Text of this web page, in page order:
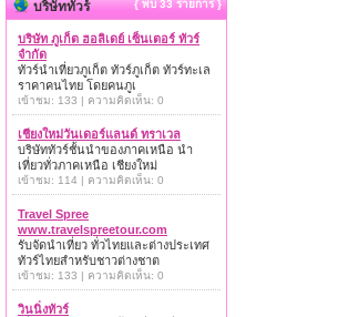
บริษัททัวร์ { พบ 33 รายการ }
บริษัท ภูเก็ต ฮอลิเดย์ เซ็นเตอร์ ทัวร์
จำกัด
ทัวร์นำเที่ยวภูเก็ต ทัวร์ภูเก็ต ทัวร์ทะเล
ราคาคนไทย โดยคนภูเ
เข้าชม: 133 | ความคิดเห็น: 0
เชียงใหม่วันเดอร์แลนด์ ทราเวล
บริษัททัวร์ชั้นนำของภาคเหนือ นำ
เที่ยวทั่วภาคเหนือ เชียงใหม่
เข้าชม: 114 | ความคิดเห็น: 0
Travel Spree
www.travelspreetour.com
รับจัดนำเที่ยว ทั่วไทยและต่างประเทศ
ทัวร์ไทยสำหรับชาวต่างชาต
เข้าชม: 133 | ความคิดเห็น: 0
วินนิ่งทัวร์